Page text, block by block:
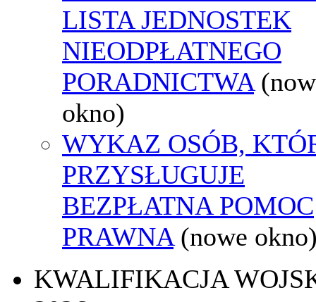
LISTA JEDNOSTEK
NIEODPŁATNEGO
PORADNICTWA
okno)
WYKAZ OSÓB,
PRZYSŁUGUJE
BEZPŁATNA POMOC
PRAWNA (nowe
KWALIFIKACJA